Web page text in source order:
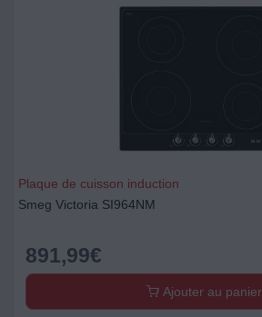
Plaque de cuisson induction
Smeg Victoria SI964NM
891,99€
Ajouter au panier